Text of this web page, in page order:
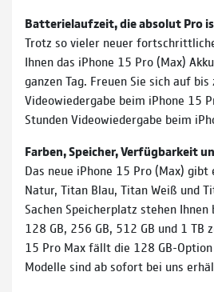
Batterielaufzeit, die absolut Pro
Trotz so vieler neuer
Ihnen das iPhone 15 Pro (Max)
ganzen Tag. Freuen Sie sich auf
Videowiedergabe beim iPhone 15
Stunden Videowiedergabe beim
Farben, Speicher, Verfügbarkeit
Das neue iPhone 15 Pro (Max) gibt
Natur, Titan Blau, Titan Weiß und
Sachen Speicherplatz stehen
128 GB, 256 GB, 512 GB und 1 TB
15 Pro Max fällt die 128 GB-
Modelle sind ab sofort bei uns